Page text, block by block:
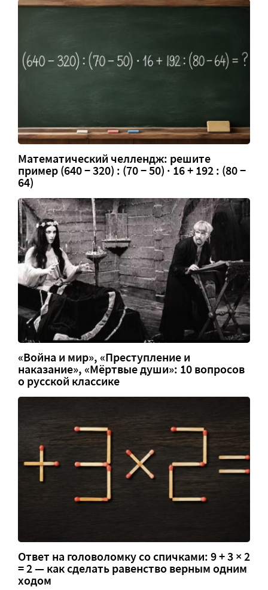
Математический челлендж: решите
пример (640 − 320) : (70 − 50) · 16 + 192 : (80 −
64)
«Война и мир», «Преступление и
наказание», «Мёртвые души»: 10 вопросов
о русской классике
Ответ на головоломку со спичками: 9 + 3 × 2
= 2 — как сделать равенство верным одним
ходом